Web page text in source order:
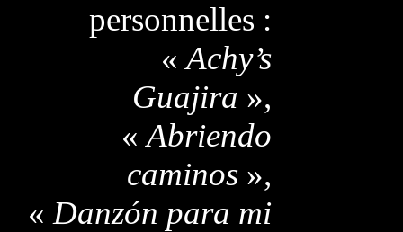
personnelles :
«Achy’s
Guajira »,
«Abriendo
caminos»,
« Danzón para mi